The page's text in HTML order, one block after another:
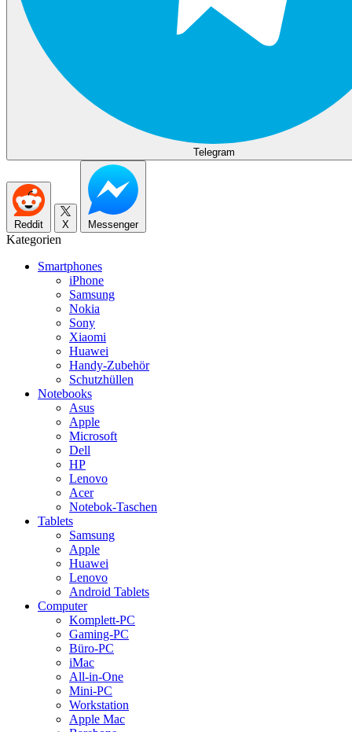
Telegram
Reddit X Messenger
Kategorien
Smartphones
iPhone
Samsung
Nokia
Sony
Xiaomi
Huawei
Handy-Zubehör
Schutzhüllen
Notebooks
Asus
Apple
Microsoft
Dell
HP
Lenovo
Acer
Notebok-Taschen
Tablets
Samsung
Apple
Huawei
Lenovo
Android Tablets
Computer
Komplett-PC
Gaming-PC
Büro-PC
iMac
All-in-One
Mini-PC
Workstation
Apple Mac